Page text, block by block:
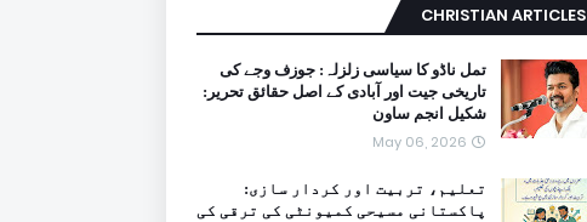
CHRISTIAN ARTICLES
تمل ناڈو کا سیاسی زلزلہ: جوزف وجے کی
تاریخی جیت اور آبادی کے اصل حقائق تحریر:
شکیل انجم ساون
May 06, 2026
تعلیم، تربیت اور کردار سازی:
پاکستانی مسیحی کمیونٹی کی ترقی کی